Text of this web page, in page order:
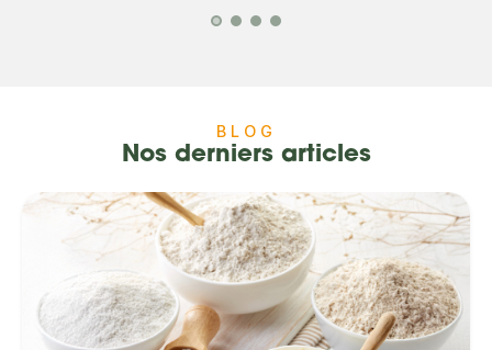
BLOG
Nos derniers articles